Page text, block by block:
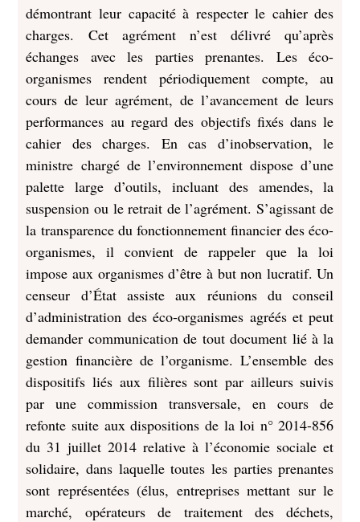
démontrant leur capacité à respecter le cahier des
charges. Cet agrément n’est délivré qu’après
échanges avec les parties prenantes. Les éco-
organismes rendent périodiquement compte, au
cours de leur agrément, de l’avancement de leurs
performances au regard des objectifs fixés dans le
cahier des charges. En cas d’inobservation, le
ministre chargé de l’environnement dispose d’une
palette large d’outils, incluant des amendes, la
suspension ou le retrait de l’agrément. S’agissant de
la transparence du fonctionnement financier des éco-
organismes, il convient de rappeler que la loi
impose aux organismes d’être à but non lucratif. Un
censeur d’État assiste aux réunions du conseil
d’administration des éco-organismes agréés et peut
demander communication de tout document lié à la
gestion financière de l’organisme. L’ensemble des
dispositifs liés aux filières sont par ailleurs suivis
par une commission transversale, en cours de
refonte suite aux dispositions de la loi n° 2014-856
du 31 juillet 2014 relative à l’économie sociale et
solidaire, dans laquelle toutes les parties prenantes
sont représentées (élus, entreprises mettant sur le
marché, opérateurs de traitement des déchets,